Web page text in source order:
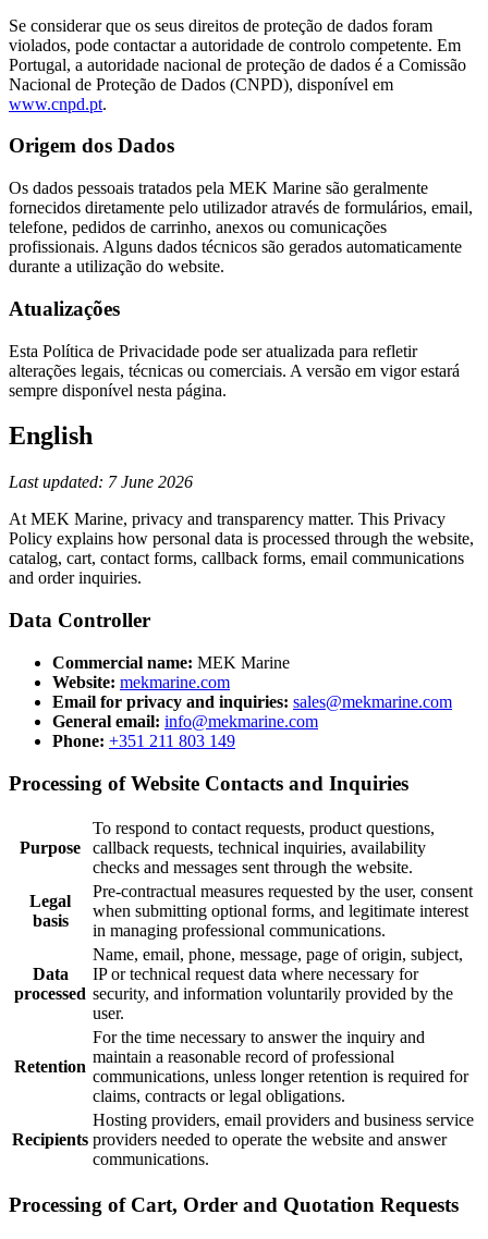
Se considerar que os seus direitos de proteção de dados foram
violados, pode contactar a autoridade de controlo competente. Em
Portugal, a autoridade nacional de proteção de dados é a Comissão
Nacional de Proteção de Dados (CNPD), disponível em
www.cnpd.pt.
Origem dos Dados
Os dados pessoais tratados pela MEK Marine são geralmente
fornecidos diretamente pelo utilizador através de formulários, email,
telefone, pedidos de carrinho, anexos ou comunicações
profissionais. Alguns dados técnicos são gerados automaticamente
durante a utilização do website.
Atualizações
Esta Política de Privacidade pode ser atualizada para refletir
alterações legais, técnicas ou comerciais. A versão em vigor estará
sempre disponível nesta página.
English
Last updated: 7 June 2026
At MEK Marine, privacy and transparency matter. This Privacy
Policy explains how personal data is processed through the website,
catalog, cart, contact forms, callback forms, email communications
and order inquiries.
Data Controller
Commercial name: MEK Marine
Website: mekmarine.com
Email for privacy and inquiries: sales@mekmarine.com
General email: info@mekmarine.com
Phone: +351 211 803 149
Processing of Website Contacts and Inquiries
Purpose
To respond to contact requests, product questions,
callback requests, technical inquiries, availability
checks and messages sent through the website.
Legal
basis
Pre-contractual measures requested by the user, consent
when submitting optional forms, and legitimate interest
in managing professional communications.
Data
processed
Name, email, phone, message, page of origin, subject,
IP or technical request data where necessary for
security, and information voluntarily provided by the
user.
Retention
For the time necessary to answer the inquiry and
maintain a reasonable record of professional
communications, unless longer retention is required for
claims, contracts or legal obligations.
Recipients
Hosting providers, email providers and business service
providers needed to operate the website and answer
communications.
Processing of Cart, Order and Quotation Requests